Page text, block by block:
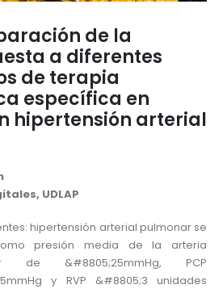
de la
a diferentes
de terapia
específica en
hipertensión arterial
UDLAP
hipertensión arterial pulmonar se
presión media de la arteria
de &#8805;25mmHg, PCP
y RVP &#8805;3 unidades